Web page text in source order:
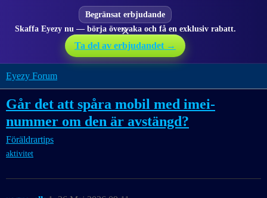
Begränsat erbjudande
Skaffa Eyezy nu — börja övervaka och få en exklusiv rabatt.
Ta del av erbjudandet →
✕
Eyezy Forum
Går det att spåra mobil med imei-
nummer om den är avstängd?
Föräldrartips
aktivitet